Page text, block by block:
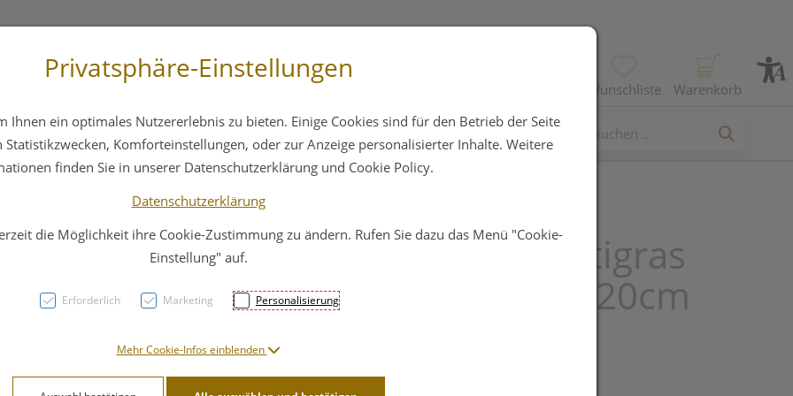
Wunschliste Warenkorb
Hautpflege Familie Nahrungsergänzung
Kompressen Bactigras
Paraffingaze 15x 20cm
PZN: 1599401
Privatsphäre-Einstellungen
Ihnen ein optimales Nutzererlebnis zu bieten. Einige Cookies sind für den Betrieb der Seite
Komforteinstellungen, oder zur Anzeige personalisierter Inhalte. Weitere
finden Sie in unserer Datenschutzerklärung und Cookie Policy.
Datenschutzerklärung
die Möglichkeit ihre Cookie-Zustimmung zu ändern. Rufen Sie dazu das Menü "Cookie-
Einstellung" auf.
Erforderlich Marketing Personalisierung
Mehr Cookie-Infos einblenden